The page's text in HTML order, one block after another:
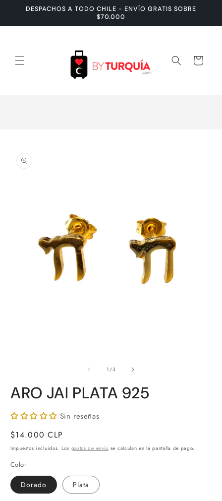
directamente
DESPACHOS A TODO CHILE - ENVÍO GRATIS SOBRE
$70.000
Carrito
información
una
ventana
1/de
3
ARO JAI PLATA 925
Sin reseñas
Precio
habitual
$14.000 CLP
Impuestos incluidos. Los gastos de envío se calculan en la pantalla de pago.
Color
Dorado Plata